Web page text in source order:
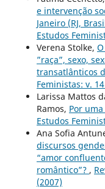
e intervenção
Janeiro (RJ,
Estudos
Verena Stolke,
”raça”, sexo,
transatlânticos
Feministas: v.
Larissa Mattos
Ramos, Por
Estudos
Ana Sofia
discursos
“amor
romântico”? ,
(2007)